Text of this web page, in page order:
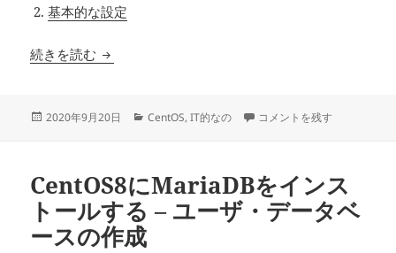
基本的な設定
続きを読む CentOS8にRedisをインストールする
投
2020年9月20日
カ
ー
CentOS,IT的なの CentOS8にRedisをインスト
コメントを残す
CentOS8にMariaDBをインス
トールする – ユーザ・データベ
ースの作成